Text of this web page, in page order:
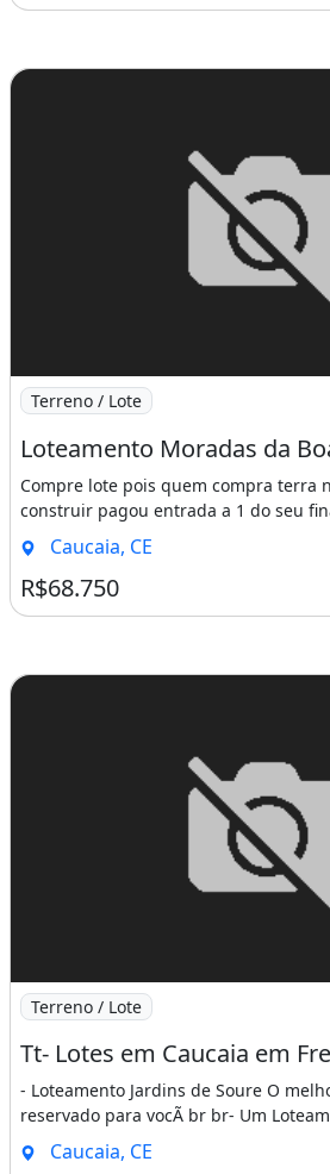
Imagem: Loteamento Moradas da
Terreno / Lote
Compre lote pois quem compra terra
construir pagou entrada a 1 do seu
Caucaia, CE
R$68.750
Imagem: Tt- Lotes em Caucaia em
Terreno / Lote
- Loteamento Jardins de Soure O
reservado para vocÃ br br- Um
Caucaia, CE